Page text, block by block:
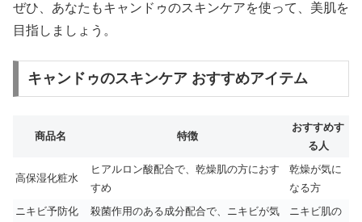
ぜひ、あなたもキャンドゥのスキンケアを使って、美肌を
目指しましょう。
キャンドゥのスキンケア おすすめアイテム
商品名 特徴
おすすめす
る人
高保湿化粧水
ヒアルロン酸配合で、乾燥肌の方におす
すめ
乾燥が気に
なる方
ニキビ予防化
殺菌作用のある成分配合で、ニキビが気
ニキビ肌の